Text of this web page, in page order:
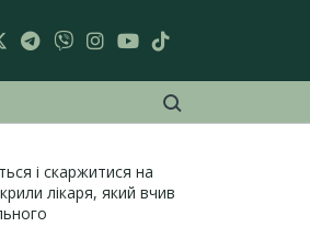
і скаржитися на
лікаря, який вчив